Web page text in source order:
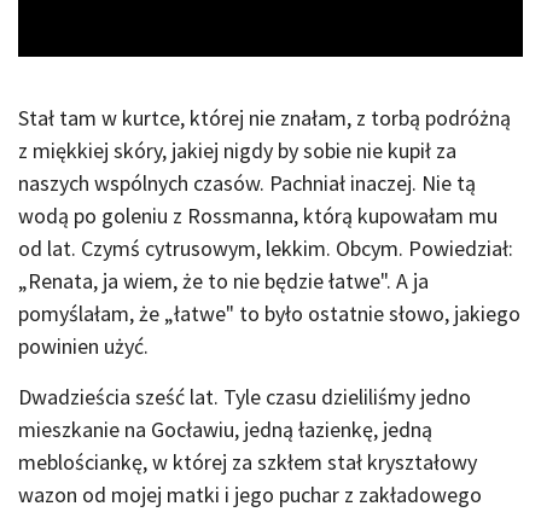
Stał tam w kurtce, której nie znałam, z torbą podróżną
z miękkiej skóry, jakiej nigdy by sobie nie kupił za
naszych wspólnych czasów. Pachniał inaczej. Nie tą
wodą po goleniu z Rossmanna, którą kupowałam mu
od lat. Czymś cytrusowym, lekkim. Obcym. Powiedział:
„Renata, ja wiem, że to nie będzie łatwe". A ja
pomyślałam, że „łatwe" to było ostatnie słowo, jakiego
powinien użyć.
Dwadzieścia sześć lat. Tyle czasu dzieliliśmy jedno
mieszkanie na Gocławiu, jedną łazienkę, jedną
meblościankę, w której za szkłem stał kryształowy
wazon od mojej matki i jego puchar z zakładowego